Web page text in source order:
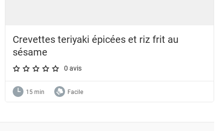
Crevettes teriyaki épicées et riz frit au
sésame
A star rating of 0 out of 5.
0 avis
15 min Facile